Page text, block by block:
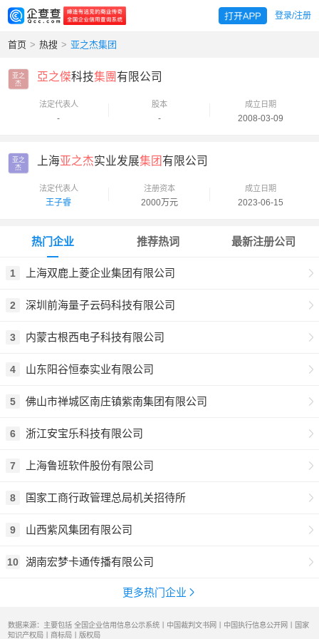
登录/注册
首页 > 热搜 > 亚之杰集团
亚之
杰
亞之傑科技集團有限公司
法定代表人
-
股本
-
成立日期
2008-03-09
亚之
杰
上海亚之杰实业发展集团有限公司
法定代表人
王子睿
注册资本
2000万元
成立日期
2023-06-15
热门企业
1 上海双鹿上菱企业集团有限公司
2 深圳前海量子云码科技有限公司
3 内蒙古根西电子科技有限公司
4 山东阳谷恒泰实业有限公司
5 佛山市禅城区南庄镇紫南集团有限公司
6 浙江安宝乐科技有限公司
7 上海鲁班软件股份有限公司
8 国家工商行政管理总局机关招待所
9 山西紫风集团有限公司
10 湖南宏梦卡通传播有限公司
更多热门企业
推荐热词 最新注册公司
数据来源：主要包括 全国企业信用信息公示系统丨中国裁判文书网丨中国执行信息公开网丨国家
知识产权局丨商标局丨版权局